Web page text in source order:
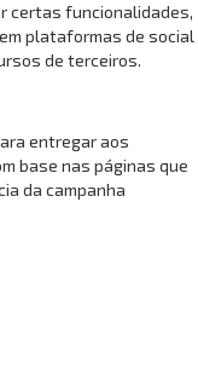
certas funcionalidades,
plataformas de social
de terceiros.
entregar aos
base nas páginas que
da campanha